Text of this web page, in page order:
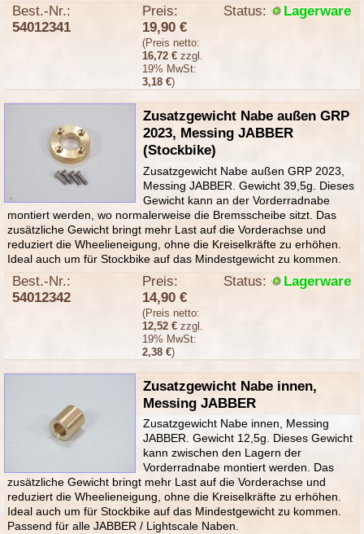
Best.-Nr.:
54012341
Status: Lagerware
Preis:
19,90 €
(Preis netto:
16,72 € zzgl.
19% MwSt:
3,18 €)
Zusatzgewicht Nabe außen GRP
2023, Messing JABBER
(Stockbike)
Zusatzgewicht Nabe außen GRP 2023,
Messing JABBER. Gewicht 39,5g. Dieses
Gewicht kann an der Vorderradnabe
montiert werden, wo normalerweise die Bremsscheibe sitzt. Das
zusätzliche Gewicht bringt mehr Last auf die Vorderachse und
reduziert die Wheelieneigung, ohne die Kreiselkräfte zu erhöhen.
Ideal auch um für Stockbike auf das Mindestgewicht zu kommen.
Best.-Nr.:
54012342
Status: Lagerware
Preis:
14,90 €
(Preis netto:
12,52 € zzgl.
19% MwSt:
2,38 €)
Zusatzgewicht Nabe innen,
Messing JABBER
Zusatzgewicht Nabe innen, Messing
JABBER. Gewicht 12,5g. Dieses Gewicht
kann zwischen den Lagern der
Vorderradnabe montiert werden. Das
zusätzliche Gewicht bringt mehr Last auf die Vorderachse und
reduziert die Wheelieneigung, ohne die Kreiselkräfte zu erhöhen.
Ideal auch um für Stockbike auf das Mindestgewicht zu kommen.
Passend für alle JABBER / Lightscale Naben.